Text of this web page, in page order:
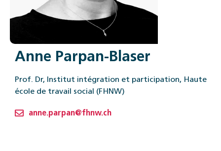
Anne Parpan-Blaser
Prof. Dr, Institut intégration et participation, Haute
école de travail social (FHNW)
anne.parpan@fhnw.ch